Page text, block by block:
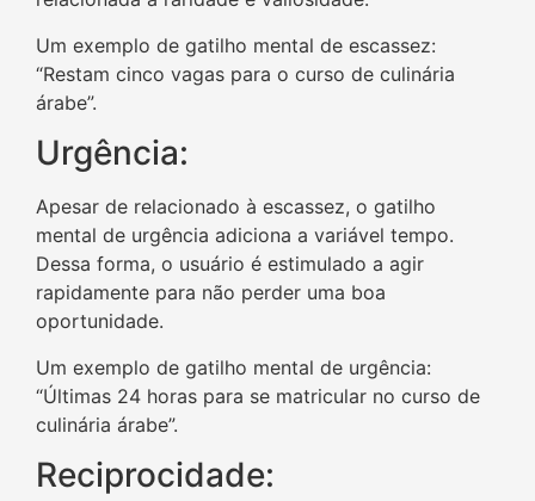
Um exemplo de gatilho mental de escassez:
“Restam cinco vagas para o curso de culinária
árabe”.
Urgência:
Apesar de relacionado à escassez, o gatilho
mental de urgência adiciona a variável tempo.
Dessa forma, o usuário é estimulado a agir
rapidamente para não perder uma boa
oportunidade.
Um exemplo de gatilho mental de urgência:
“Últimas 24 horas para se matricular no curso de
culinária árabe”.
Reciprocidade: